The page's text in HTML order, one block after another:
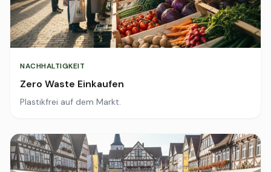
NACHHALTIGKEIT
Zero Waste Einkaufen
Plastikfrei auf dem Markt.